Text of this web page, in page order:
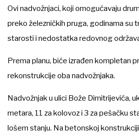
Ovi nadvožnjaci, koji omogućavaju
preko železničkih pruga, godinama su
starosti i nedostatka redovnog
Prema planu, biće izrađen kompletan
rekonstrukcije oba nadvožnjaka.
Nadvožnjak u ulici Bože Dimitrijevića,
metara, 11 za kolovoz i 3 za pešačku
lošem stanju. Na betonskoj